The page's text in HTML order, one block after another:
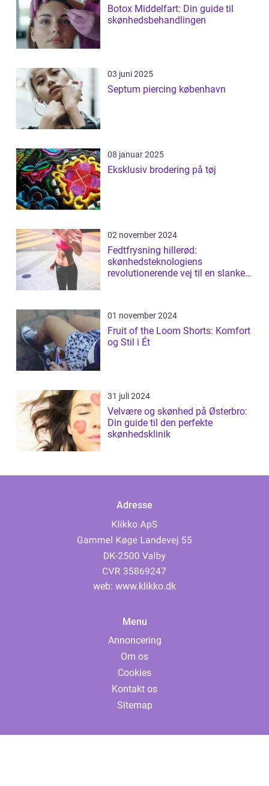
Botox Middelfart: Din guide til
skønhedsbehandlingen
03 juni 2025
Septum piercing københavn
08 januar 2025
Eksklusiv brodering på tøj
02 november 2024
Fedtfrysning hillerød:
skønhedsteknologiens
revolutionerende vej til en slankere
01 november 2024
Fruit of the Loom Shorts: Komfort
og Stil i Ét
31 juli 2024
Velvære og skønhed på Østerbro:
Din guide til den perfekte
skønhedsklinik
Adresse
web: www.klikko.dk
Menu
Annoncering
Om os
Cookies
Kontakt os
Sitemap